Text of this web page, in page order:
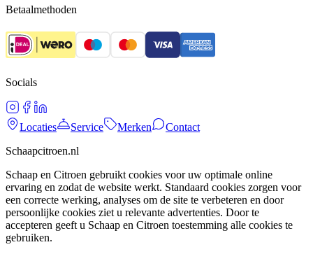
Betaalmethoden
Socials
Locaties Service Merken
Contact
Schaapcitroen.nl
Schaap en Citroen gebruikt cookies voor uw optimale online
ervaring en zodat de website werkt. Standaard cookies zorgen voor
een correcte werking, analyses om de site te verbeteren en door
persoonlijke cookies ziet u relevante advertenties. Door te
accepteren geeft u Schaap en Citroen toestemming alle cookies te
gebruiken.